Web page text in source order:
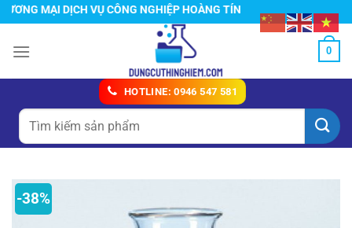
Chuyển
đến
nội
MẠI DỊCH VỤ CÔNG NGHIỆP HOÀNG TÍN
0
HOTLINE: 0946 547 581
Tìm
kiếm:
-38%